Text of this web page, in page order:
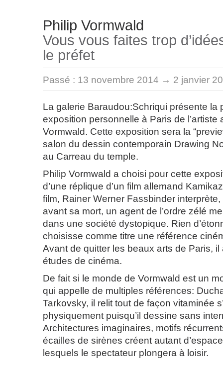
Philip Vormwald
Vous vous faites trop
le préfet
Passé : 13 novembre 2014 → 2 janvier
La galerie Baraudou:Schriqui présente la
exposition personnelle à Paris de l’artiste
Vormwald. Cette exposition sera la
salon du dessin contemporain Drawing
au Carreau du temple.
Philip Vormwald a choisi pour cette
d’une réplique d’un film allemand
film, Rainer Werner Fassbinder
avant sa mort, un agent de l’ordre zélé
dans une société dystopique. Rien
choisisse comme titre une référence
Avant de quitter les beaux arts de Paris, il
études de cinéma.
De fait si le monde de Vormwald est un
qui appelle de multiples références:
Tarkovsky, il relit tout de façon vitaminée
physiquement puisqu’il dessine sans
Architectures imaginaires, motifs
écailles de sirènes créent autant
lesquels le spectateur plongera à loisir.